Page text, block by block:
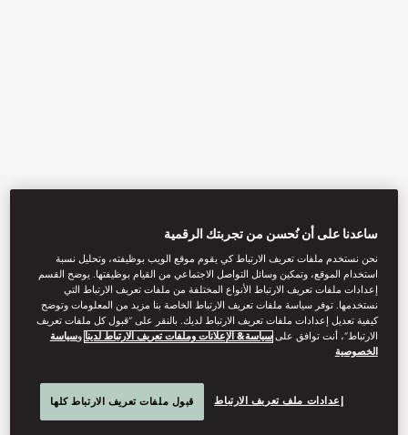
JACINTA
traditional flavours, specialising in artisanal tacos, tostadas and
tamales crafted with the freshest seasonal ingredients.
Rooted in culture, craft and connection, Jacinta celebrates the
ساعدنا على أن نُحسن من تجربتك الرقمية
نحن نستخدم ملفات تعريف الارتباط كي يقوم موقع الويب بوظيفته، وتحليل نسبة
استخدام الموقع، وتمكين وسائل التواصل الاجتماعي من القيام بوظيفتها. يوضح القسم
إعدادات ملفات تعريف الارتباط الأنواع المختلفة من ملفات تعريف الارتباط التي
نستخدمها. توفر سياسة ملفات تعريف الارتباط الخاصة بنا مزيد من المعلومات وتوضح
كيفية تعديل إعدادات ملفات تعريف الارتباط لديك. بالنقر على “قبول كل ملفات تعريف
الارتباط”، أنت توافق علىسياسة& الإعلانات وملفات تعريف الارتباط لدينا وسياسة
الخصوصية
إعدادات ملف تعريف الارتباط قبول ملفات تعريف الارتباط كلها